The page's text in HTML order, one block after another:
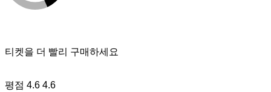
티켓을 더 빨리 구매하세요
평점 4.6 4.6